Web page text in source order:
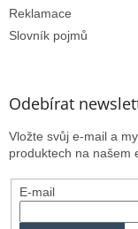
Reklamace
Slovník pojmů
Odebírat
Vložte svůj e-mail a
produktech na našem
E-mail